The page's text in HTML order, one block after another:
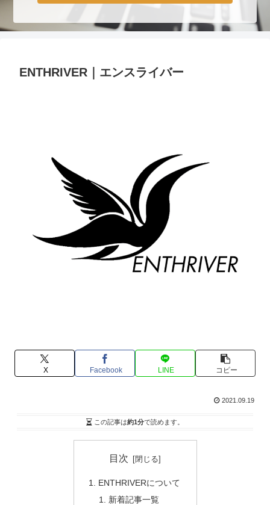
ENTHRIVER｜エンスライバー
X Facebook LINE コピー
2021.09.19
この記事は約1分で読めます。
目次
ENTHRIVERについて
新着記事一覧